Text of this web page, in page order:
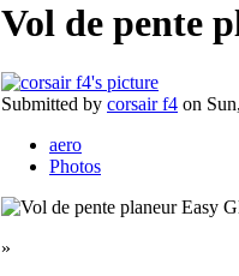
Vol de pente
Submitted by corsair f4 on
aero
Photos
»